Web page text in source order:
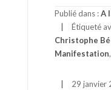
Publié dans :A
Étiqueté
Christophe
Manifestation,
29 janvier